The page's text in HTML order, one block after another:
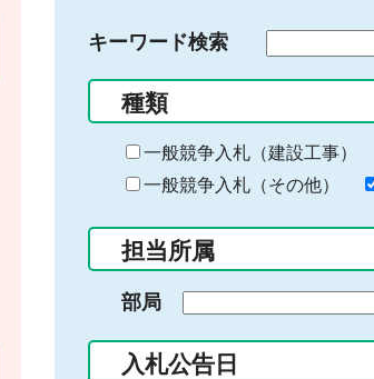
キーワード検索
る
キ
ー
ー
入
力
種類
一般競争入札（建設工事）
一般競争入札（その他）
担当所属
部局
入札公告日